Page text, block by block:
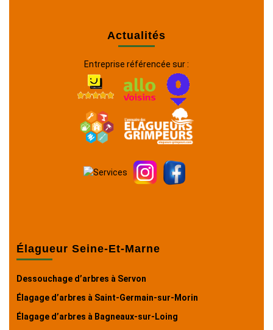
Actualités
Entreprise référencée sur :
Élagueur Seine-Et-Marne
Dessouchage d’arbres à Servon
Élagage d’arbres à Saint-Germain-sur-Morin
Élagage d’arbres à Bagneaux-sur-Loing